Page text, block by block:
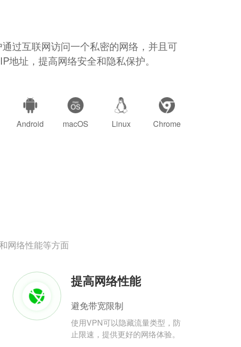
过互联网访问一个私密的网络，并且可
地址，提高网络安全和隐私保护。
Android macOS Linux Chrome
网络性能等方面
提高网络性能
避免带宽限制
使用VPN可以隐藏流量类型，防
止限速，提供更好的网络体验。